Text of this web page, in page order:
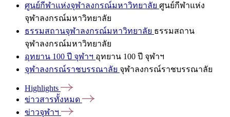
ศูนย์กีฬาแห่งจุฬาลงกรณ์มหาวิทยาลัย ศูนย์กีฬาแห่ง
จุฬาลงกรณ์มหาวิทยาลัย
ธรรมสถานจุฬาลงกรณ์มหาวิทยาลัย ธรรมสถาน
จุฬาลงกรณ์มหาวิทยาลัย
อุทยาน 100 ปี จุฬาฯ อุทยาน 100 ปี จุฬาฯ
จุฬาลงกรณ์ราชบรรณาลัย จุฬาลงกรณ์ราชบรรณาลัย
Highlights
ข่าวสารทั้งหมด
ข่าวจุฬาฯ